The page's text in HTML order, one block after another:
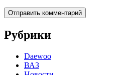
Рубрики
Daewoo
ВАЗ